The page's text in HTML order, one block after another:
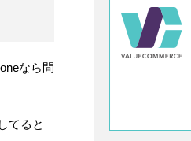
なら問
てると